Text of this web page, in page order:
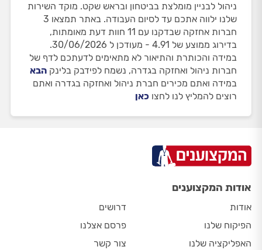
ניהול לבניין מומלצת בביטחון ובראש שקט. מוקד השירות
שלנו ילווה אתכם עד לסיום העבודה. באתר תמצאו 3
חברות אחזקה שבדקנו עם 11 חוות דעת מאומתות,
בדירוג ממוצע של 4.91 - מעודכן ל 30/06/2026.
במידה והכותרת והתיאור לא מתאימים לדעתכם לדף של
חברות ניהול ואחזקה בגדרה, נשמח לפידבק בלינק הבא
במידה ואתם מכירים חברת ניהול ואחזקה בגדרה ואתם
רוצים להמליץ לנו לחצו כאן
אודות המקצוענים
אודות
הפיקוח שלנו
האפליקציה שלנו
דרושים
פרסם אצלנו
צור קשר